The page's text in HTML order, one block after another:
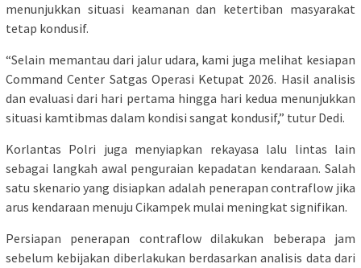
menunjukkan situasi keamanan dan ketertiban masyarakat
tetap kondusif.
“Selain memantau dari jalur udara, kami juga melihat kesiapan
Command Center Satgas Operasi Ketupat 2026. Hasil analisis
dan evaluasi dari hari pertama hingga hari kedua menunjukkan
situasi kamtibmas dalam kondisi sangat kondusif,” tutur Dedi.
Korlantas Polri juga menyiapkan rekayasa lalu lintas lain
sebagai langkah awal penguraian kepadatan kendaraan. Salah
satu skenario yang disiapkan adalah penerapan contraflow jika
arus kendaraan menuju Cikampek mulai meningkat signifikan.
Persiapan penerapan contraflow dilakukan beberapa jam
sebelum kebijakan diberlakukan berdasarkan analisis data dari